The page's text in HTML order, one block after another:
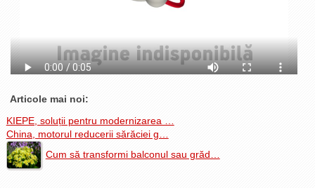
Articole mai noi:
KIEPE, soluții pentru modernizarea …
China, motorul reducerii sărăciei g…
Cum să transformi balconul sau grăd…